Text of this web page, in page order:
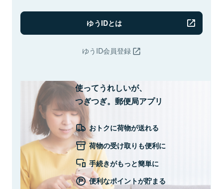
ゆうIDとは
ゆうID会員登録
使ってうれしいが、
つぎつぎ。郵便局アプリ
おトクに荷物が送れる
荷物の受け取りも便利に
手続きがもっと簡単に
便利なポイントが貯まる